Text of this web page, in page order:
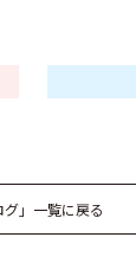
グ」一覧に戻る